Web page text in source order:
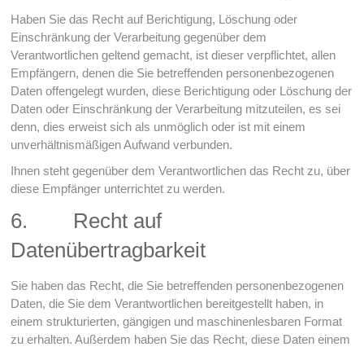
Haben Sie das Recht auf Berichtigung, Löschung oder
Einschränkung der Verarbeitung gegenüber dem
Verantwortlichen geltend gemacht, ist dieser verpflichtet, allen
Empfängern, denen die Sie betreffenden personenbezogenen
Daten offengelegt wurden, diese Berichtigung oder Löschung der
Daten oder Einschränkung der Verarbeitung mitzuteilen, es sei
denn, dies erweist sich als unmöglich oder ist mit einem
unverhältnismäßigen Aufwand verbunden.
Ihnen steht gegenüber dem Verantwortlichen das Recht zu, über
diese Empfänger unterrichtet zu werden.
6. Recht auf
Datenübertragbarkeit
Sie haben das Recht, die Sie betreffenden personenbezogenen
Daten, die Sie dem Verantwortlichen bereitgestellt haben, in
einem strukturierten, gängigen und maschinenlesbaren Format
zu erhalten. Außerdem haben Sie das Recht, diese Daten einem